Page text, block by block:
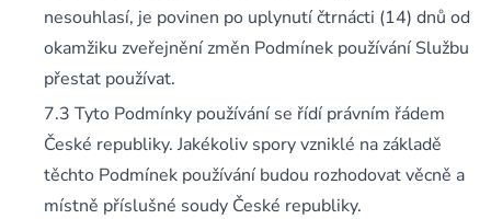
nesouhlasí, je povinen po uplynutí čtrnácti (14) dnů od
okamžiku zveřejnění změn Podmínek používání Službu
přestat používat.
Tyto Podmínky používání se řídí právním řádem
České republiky. Jakékoliv spory vzniklé na základě
těchto Podmínek používání budou rozhodovat věcně a
místně příslušné soudy České republiky.